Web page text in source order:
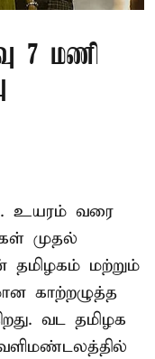
7 மணி
உயரம் வரை
முதல்
தமிழகம் மற்றும்
காற்றழுத்த
வட தமிழக